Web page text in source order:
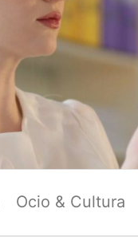
Ocio & Cultura